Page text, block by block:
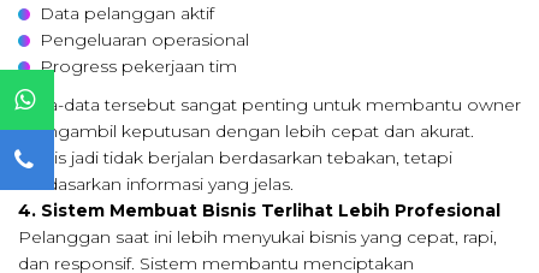
Data pelanggan aktif
Pengeluaran operasional
Progress pekerjaan tim
Data-data tersebut sangat penting untuk membantu owner
mengambil keputusan dengan lebih cepat dan akurat.
Bisnis jadi tidak berjalan berdasarkan tebakan, tetapi
berdasarkan informasi yang jelas.
4. Sistem Membuat Bisnis Terlihat Lebih Profesional
Pelanggan saat ini lebih menyukai bisnis yang cepat, rapi,
dan responsif. Sistem membantu menciptakan